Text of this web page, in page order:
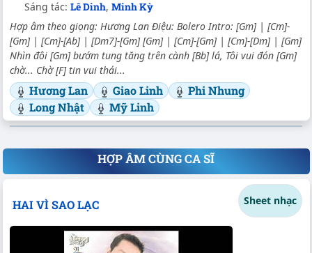
Sáng tác: Lê Dinh, Minh Kỳ
Hợp âm theo giọng: Hương Lan Điệu: Bolero Intro: [Gm] | [Cm]-
[Gm] | [Cm]-[Ab] | [Dm7]-[Gm] [Gm] | [Cm]-[Gm] | [Cm]-[Dm] | [Gm]
Nhìn đôi [Gm] bướm tung tăng trên cành [Bb] lá, Tôi vui đón [Gm]
chờ... Chờ [F] tin vui thái...
Hương Lan Giao Linh
Phi Nhung
Long Nhật
Mỹ Linh
HỢP ÂM CÙNG CA SĨ
HAI VÌ SAO LẠC Sheet nhạc